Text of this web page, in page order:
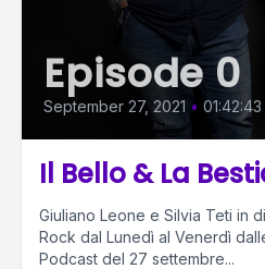
Episode 0
September 27, 2021 • 01:42:43
Il Bello & La
Giuliano Leone e Silvia Teti in
Rock dal Lunedì al Venerdì
Podcast del 27 settembre...